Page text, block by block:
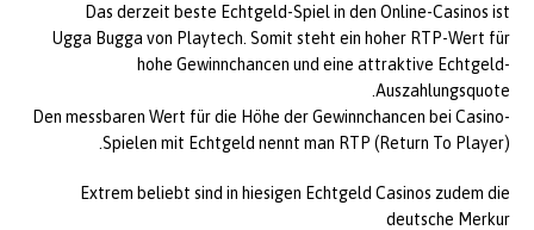
Das derzeit beste Echtgeld-Spiel in den Online-Casinos ist
Ugga Bugga von Playtech. Somit steht ein hoher RTP-Wert für
hohe Gewinnchancen und eine attraktive Echtgeld-
Auszahlungsquote.
Den messbaren Wert für die Höhe der Gewinnchancen bei Casino-
Spielen mit Echtgeld nennt man RTP (Return To Player).
Extrem beliebt sind in hiesigen Echtgeld Casinos zudem die
deutsche Merkur